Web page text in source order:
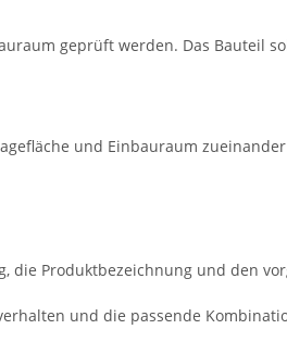
geprüft werden. Das Bauteil
und Einbauraum
die Produktbezeichnung und den
und die passende